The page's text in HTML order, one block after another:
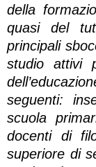
della
quasi del
principali
studio attivi
seguenti:
scuola
docenti di
superiore di